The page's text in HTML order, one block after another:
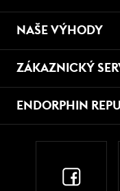
NAŠE VÝHODY
ZÁKAZNICKÝ
ENDORPHIN